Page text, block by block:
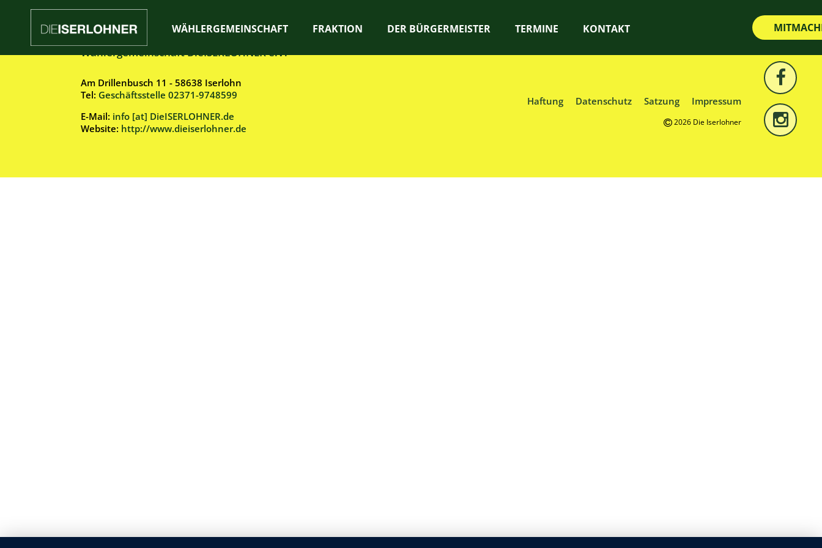
WÄHLERGEMEINSCHAFT FRAKTION DER BÜRGERMEISTER TERMINE KONTAKT
Wählergemeinschaft DieISERLOHNER e.V.
Am Drillenbusch 11 - 58638 Iserlohn
Tel: Geschäftsstelle 02371-9748599
E-Mail: info [at] DieISERLOHNER.de
Website: http://www.dieiserlohner.de
Haftung Datenschutz Satzung Impressum
2026 Die Iserlohner